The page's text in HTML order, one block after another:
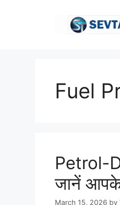
Fuel
Petrol-
जानें
March 15, 2026 by